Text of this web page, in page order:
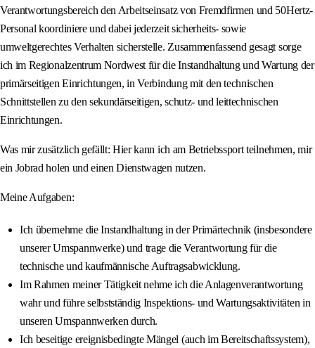
Verantwortungsbereich den Arbeitseinsatz von Fremdfirmen und 50Hertz-
Personal koordiniere und dabei jederzeit sicherheits- sowie
umweltgerechtes Verhalten sicherstelle. Zusammenfassend gesagt sorge
ich im Regionalzentrum Nordwest für die Instandhaltung und Wartung der
primärseitigen Einrichtungen, in Verbindung mit den technischen
Schnittstellen zu den sekundärseitigen, schutz- und leittechnischen
Einrichtungen.
Was mir zusätzlich gefällt: Hier kann ich am Betriebssport teilnehmen, mir
ein Jobrad holen und einen Dienstwagen nutzen.
Meine Aufgaben:
Ich übernehme die Instandhaltung in der Primärtechnik (insbesondere
unserer Umspannwerke) und trage die Verantwortung für die
technische und kaufmännische Auftragsabwicklung.
Im Rahmen meiner Tätigkeit nehme ich die Anlagenverantwortung
wahr und führe selbstständig Inspektions- und Wartungsaktivitäten in
unseren Umspannwerken durch.
Ich beseitige ereignisbedingte Mängel (auch im Bereitschaftssystem),